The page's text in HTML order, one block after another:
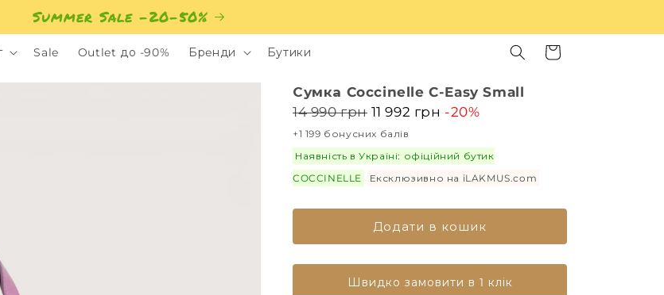
Summer Sale -20-50%
Sale Outlet до -90% Брeнди Бутики Кошик
Сумка Coccinelle C-Easy Small
14 990 грн 11 992 грн -20%
+1 199 бонусних балів
Наявність в Україні: офіційний бутик
COCCINELLE
Ексклюзивно на iLAKMUS.com
Додати в кошик
Швидко замовити в 1 клік